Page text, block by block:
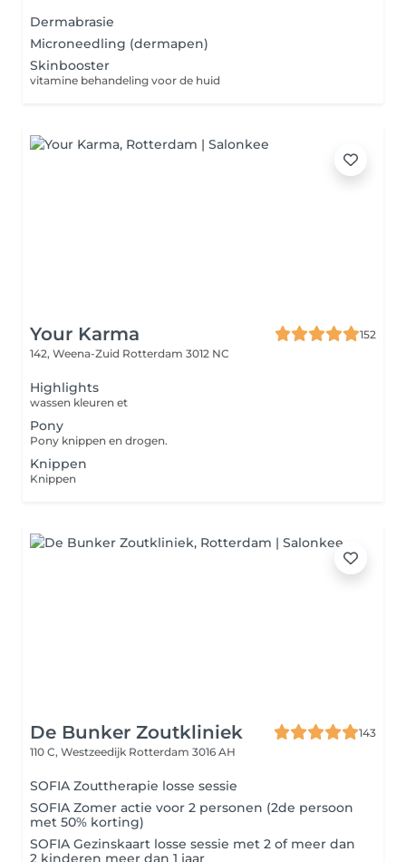
Dermabrasie
Microneedling (dermapen)
Skinbooster
vitamine behandeling voor de huid
Your Karma
152
142, Weena-Zuid Rotterdam 3012 NC
Highlights
wassen kleuren et
Pony
Pony knippen en drogen.
Knippen
Knippen
De Bunker Zoutkliniek
143
110 C, Westzeedijk Rotterdam 3016 AH
SOFIA Zouttherapie losse sessie
SOFIA Zomer actie voor 2 personen (2de persoon
met 50% korting)
SOFIA Gezinskaart losse sessie met 2 of meer dan
2 kinderen meer dan 1 jaar